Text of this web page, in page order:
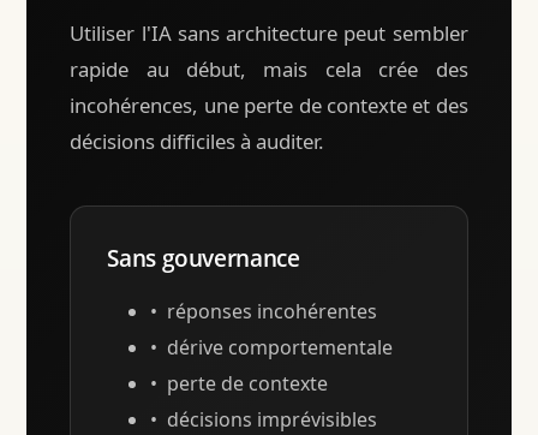
Utiliser l'IA sans architecture peut sembler
rapide au début, mais cela crée des
incohérences, une perte de contexte et des
décisions difficiles à auditer.
Sans gouvernance
réponses incohérentes
dérive comportementale
perte de contexte
décisions imprévisibles